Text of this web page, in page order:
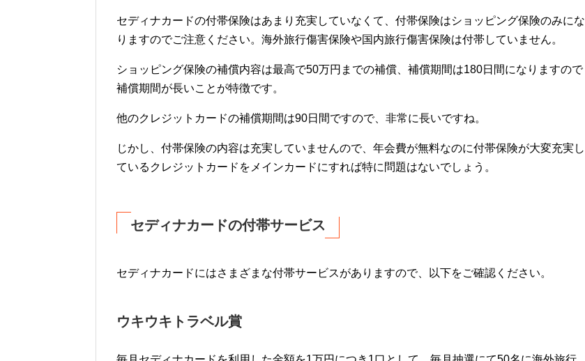
セディナカードの付帯保険はあまり充実していなくて、付帯保険はショッピング保険のみにな
りますのでご注意ください。海外旅行傷害保険や国内旅行傷害保険は付帯していません。
ショッピング保険の補償内容は最高で50万円までの補償、補償期間は180日間になりますので
補償期間が長いことが特徴です。
他のクレジットカードの補償期間は90日間ですので、非常に長いですね。
じかし、付帯保険の内容は充実していませんので、年会費が無料なのに付帯保険が大変充実し
ているクレジットカードをメインカードにすれば特に問題はないでしょう。
セディナカードの付帯サービス
セディナカードにはさまざまな付帯サービスがありますので、以下をご確認ください。
ウキウキトラベル賞